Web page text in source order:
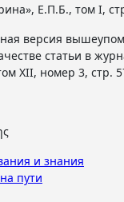
Е.П.Б., том I,
версия
статьи в
XII, номер 3, стр.
и знания
пути